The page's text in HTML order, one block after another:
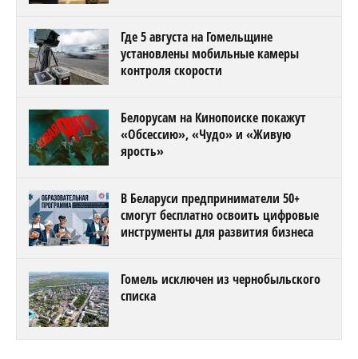
Где 5 августа на Гомельщине
установлены мобильные камеры
контроля скорости
Белорусам на Кинопоиске покажут
«Обсессию», «Чудо» и «Живую
ярость»
В Беларуси предприниматели 50+
смогут бесплатно освоить цифровые
инструменты для развития бизнеса
Гомель исключен из чернобыльского
списка